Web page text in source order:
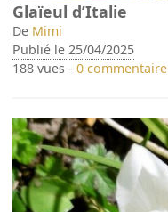
Glaïeul d’Italie
De Mimi
Publié le 25/04/2025
188 vues -0 commentaire